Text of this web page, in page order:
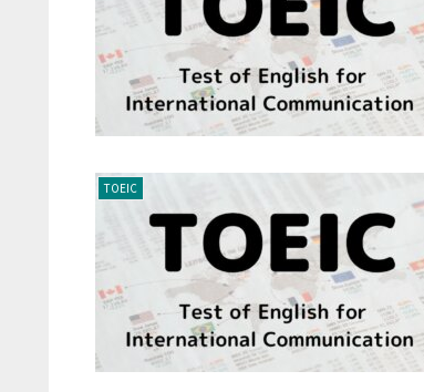
TOEIC